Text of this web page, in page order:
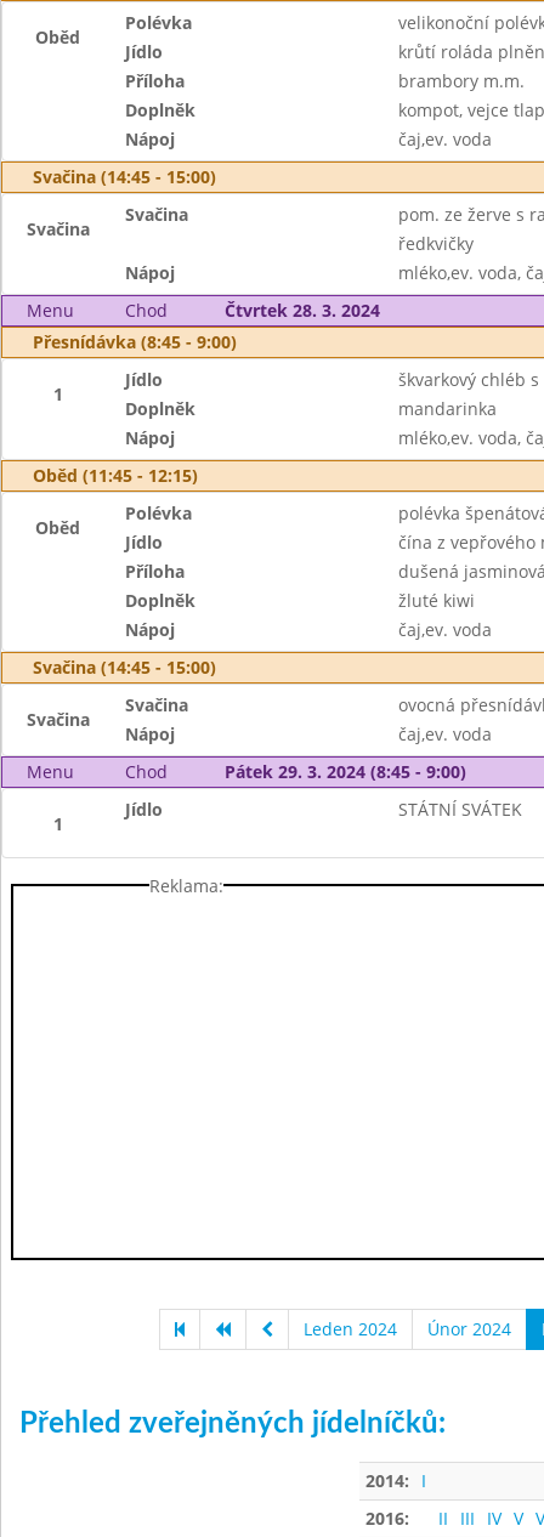
Oběd
Polévka
velikonoční
Jídlo
krůtí roláda
Příloha
brambory m.m.
Doplněk
kompot, vejce
Nápoj
čaj,ev. voda
Svačina (14:45 - 15:00)
Svačina
Svačina
pom. ze žerve s
ředkvičky
Nápoj
mléko,ev. voda,
Menu
Chod
Čtvrtek 28. 3. 2024
Přesnídávka (8:45 - 9:00)
1
Jídlo
škvarkový chléb
Doplněk
mandarinka
Nápoj
mléko,ev. voda,
Oběd (11:45 - 12:15)
Oběd
Polévka
polévka
Jídlo
čína z vepřového
Příloha
dušená
Doplněk
žluté kiwi
Nápoj
čaj,ev. voda
Svačina (14:45 - 15:00)
Svačina
Svačina
ovocná
Nápoj
čaj,ev. voda
Menu
Chod Pátek 29. 3. 2024 (8:45 - 9:00)
1
Jídlo STÁTNÍ SVÁTEK
Reklama:
Leden 2024 Únor 2024
Přehled zveřejněných jídelníčků:
2014:
I
2016:
II III IV V